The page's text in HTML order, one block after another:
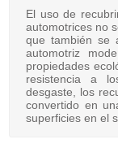
El uso de
automotrices no
que también se
automotriz
propiedades
resistencia a
desgaste, los
convertido en
superficies en el